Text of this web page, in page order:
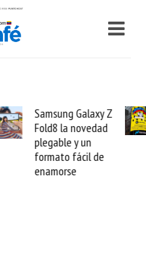
Cashea levanta 100
millones de dólares y
valida el crédito del
venezolano ante el
mundo